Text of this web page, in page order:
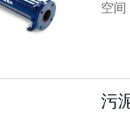
空间
污